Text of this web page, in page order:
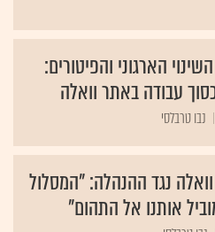
הארגוני והפיטורים:
עבודה באתר וואלה
נבו טרבלסי
וואלה נגד ההנהלה: "המסלול
אותנו אל התהום"